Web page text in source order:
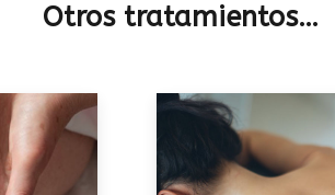
Otros tratamientos…